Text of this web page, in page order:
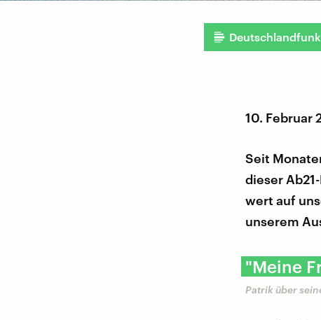
10. Februar
Seit
dieser
wert auf
unserem
"Meine
Patrik über